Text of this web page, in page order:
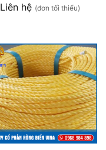
Liên hệ (đơn tối thiểu)